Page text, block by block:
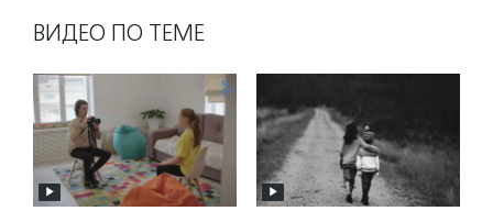
ВИДЕО ПО ТЕМЕ